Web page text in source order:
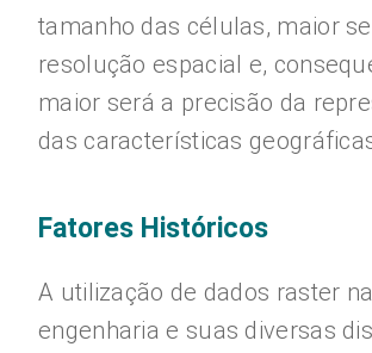
tamanho das células, maior
resolução espacial e,
maior será a precisão da
das características
Fatores Históricos
A utilização de dados raster na
engenharia e suas diversas